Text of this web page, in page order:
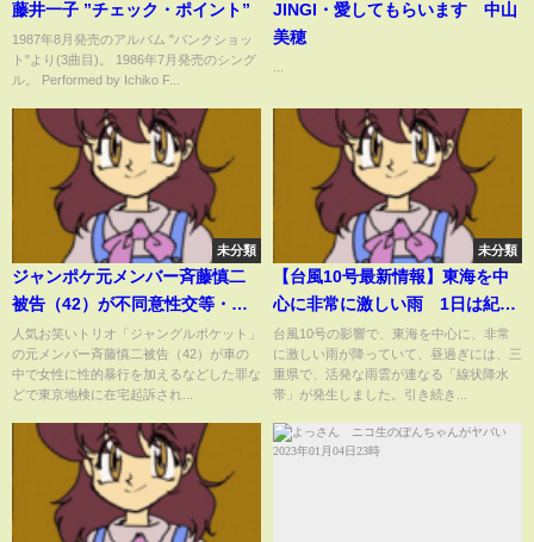
藤井一子 ”チェック・ポイント”
1987年8月発売のアルバム "バンクショッ
ト"より(3曲目)。 1986年7月発売のシング
ル。 Performed by Ichiko F...
JINGI・愛してもらいます 中山
美穂
未分類
ジャンポケ元メンバー斉藤慎二
被告（42）が不同意性交等・不
同意わいせつの罪で在宅起訴
人気お笑いトリオ「ジャングルポケット」
の元メンバー斉藤慎二被告（42）が車の
中で女性に性的暴行を加えるなどした罪な
どで東京地検に在宅起訴され...
未分類
【台風10号最新情報】東海を中
心に非常に激しい雨 1日は紀伊
半島付近を北上、2日には熱帯低
気圧に変わる見込み ──ニュース
まとめライブ（日テレNEWS
台風10号の影響で、東海を中心に、非常
に激しい雨が降っていて、昼過ぎには、三
重県で、活発な雨雲が連なる「線状降水
帯」が発生しました。引き続き...